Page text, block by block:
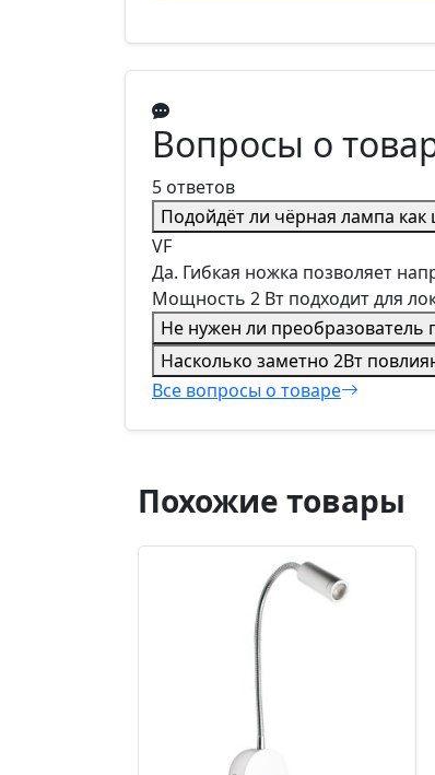
Вопросы о
5 ответов
Подойдёт ли чёрная лампа
VF
Да. Гибкая ножка позволяет
Мощность 2 Вт подходит для
Не нужен ли преобразователь
Насколько заметно 2Вт
Все вопросы о товаре
Похожие товары